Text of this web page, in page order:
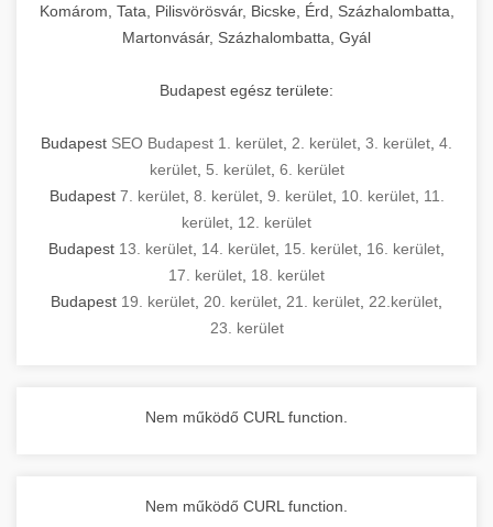
Komárom, Tata, Pilisvörösvár, Bicske, Érd, Százhalombatta,
Martonvásár, Százhalombatta, Gyál
Budapest egész területe:
Budapest SEO Budapest 1. kerület 2. kerület 3. kerület 4.
kerület, 5. kerület, 6. kerület
Budapest 7. kerület, 8. kerület, 9. kerület, 10. kerület, 11.
kerület 12. kerület
Budapest 13. kerület 14. kerület 15. kerület 16. kerület
17. kerület 18. kerület
Budapest 19. kerület 20. kerület 21. kerület 22.kerület
23. kerület
Nem működő CURL function.
Nem működő CURL function.